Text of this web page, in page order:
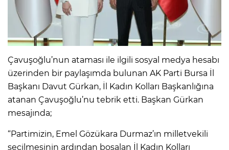
Çavuşoğlu’nun ataması ile ilgili sosyal medya hesabı
üzerinden bir paylaşımda bulunan AK Parti Bursa İl
Başkanı Davut Gürkan, İl Kadın Kolları Başkanlığına
atanan Çavuşoğlu’nu tebrik etti. Başkan Gürkan
mesajında;
“Partimizin, Emel Gözükara Durmaz’ın milletvekili
seçilmesinin ardından boşalan İl Kadın Kolları